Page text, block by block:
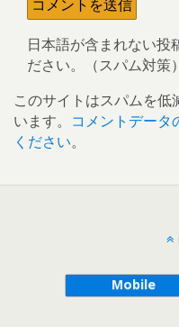
日本語が含まれない投
ださい。（スパム対策）
このサイトはスパムを
います。 コメントデータ
ください。
Mobile